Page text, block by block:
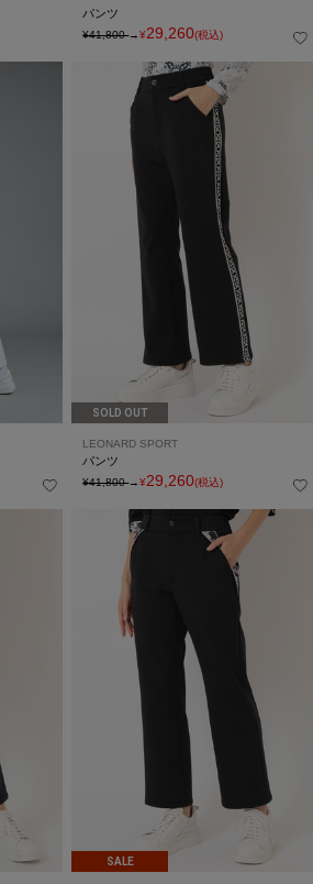
パンツ
¥41,800→¥29,260(税込)
SOLD OUT
LEONARD SPORT
パンツ
¥41,800→¥29,260(税込)
SALE